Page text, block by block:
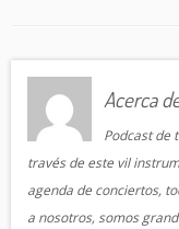
Acerca
Podcast de
través de este vil
agenda de conciertos,
a nosotros, somos